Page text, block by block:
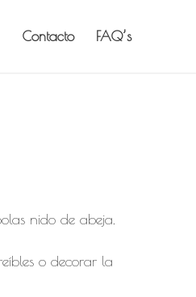
Contacto FAQ’s
nido de abeja.
o decorar la